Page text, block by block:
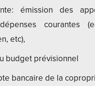
émission des
courantes
etc),
budget prévisionnel
bancaire de la